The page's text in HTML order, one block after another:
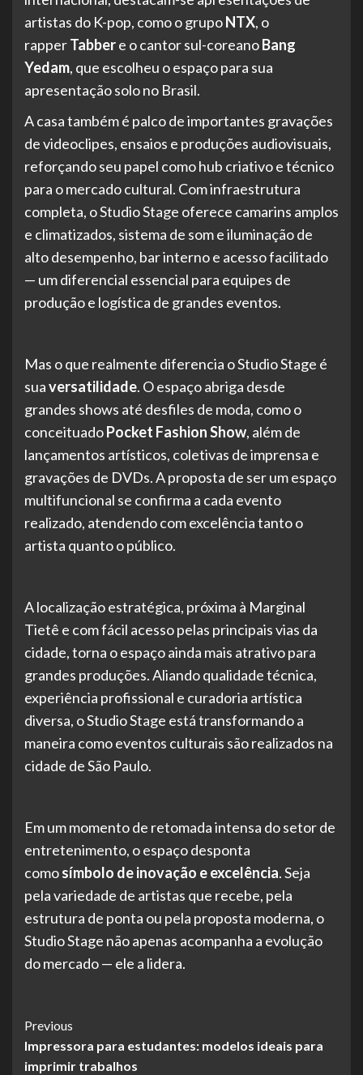
artistas do K-pop, como o grupoNTX, o
rapperTabbere o cantor sul-coreanoBang
Yedam, que escolheu o espaço para sua
apresentação solo no Brasil.
A casa também é palco de importantes gravações
de videoclipes, ensaios e produções audiovisuais,
reforçando seu papel como hub criativo e técnico
para o mercado cultural. Com infraestrutura
completa, o Studio Stage oferece camarins amplos
e climatizados, sistema de som e iluminação de
alto desempenho, bar interno e acesso facilitado
— um diferencial essencial para equipes de
produção e logística de grandes eventos.
Mas o que realmente diferencia o Studio Stage é
suaversatilidade. O espaço abriga desde
grandes shows até desfiles de moda, como o
conceituadoPocket Fashion Show, além de
lançamentos artísticos, coletivas de imprensa e
gravações de DVDs. A proposta de ser um espaço
multifuncional se confirma a cada evento
realizado, atendendo com excelência tanto o
artista quanto o público.
A localização estratégica, próxima à Marginal
Tietê e com fácil acesso pelas principais vias da
cidade, torna o espaço ainda mais atrativo para
grandes produções. Aliando qualidade técnica,
experiência profissional e curadoria artística
diversa, o Studio Stage está transformando a
maneira como eventos culturais são realizados na
cidade de São Paulo.
Em um momento de retomada intensa do setor de
entretenimento, o espaço desponta
comosímbolo de inovação e excelência. Seja
pela variedade de artistas que recebe, pela
estrutura de ponta ou pela proposta moderna, o
Studio Stage não apenas acompanha a evolução
do mercado — ele a lidera.
Post
Navigation
Previous
Impressora para estudantes: modelos ideais para
imprimir trabalhos